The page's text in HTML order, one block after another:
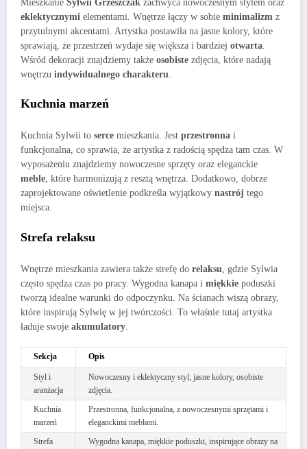
Mieszkanie Sylwii Grzeszczak zachwyca nowoczesnym stylem oraz
eklektycznymi elementami. Wnętrze łączy w sobie minimalizm z
przytulnymi akcentami. Artystka postawiła na jasne kolory, które
sprawiają, że przestrzeń wydaje się większa i bardziej otwarta
Wśród dekoracji znajdziemy także osobiste zdjęcia, które nadają
wnętrzu indywidualnego charakteru
Kuchnia marzeń
Kuchnia Sylwii to serce mieszkania. Jest przestronna i
funkcjonalna, co sprawia, że artystka z radością spędza tam czas. W
wyposażeniu znajdziemy nowoczesne sprzęty oraz eleganckie
meble, które harmonizują z resztą wnętrza. Dodatkowo, dobrze
zaprojektowane oświetlenie podkreśla wyjątkowy nastrój tego
miejsca.
Strefa relaksu
Wnętrze mieszkania zawiera także strefę do relaksu, gdzie Sylwia
często spędza czas po pracy. Wygodna kanapa i miękkie poduszki
tworzą idealne warunki do odpoczynku. Na ścianach wiszą obrazy,
które inspirują Sylwię w jej twórczości. To właśnie tutaj artystka
ładuje swoje akumulatory.
Sekcja Opis
Styl i
aranżacja
Nowoczesny i eklektyczny styl, jasne kolory, osobiste
zdjęcia.
Kuchnia
marzeń
Przestronna, funkcjonalna, z nowoczesnymi sprzętami i
eleganckimi meblami.
Strefa
Wygodna kanapa, miękkie poduszki, inspirujące obrazy na